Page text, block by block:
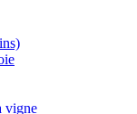
vigne